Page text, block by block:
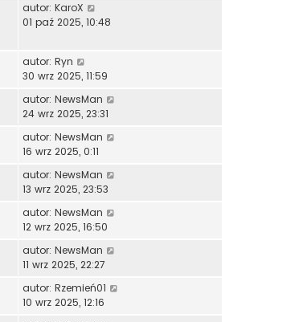
autor: KaroX
01 paź 2025, 10:48
autor: Ryn
30 wrz 2025, 11:59
autor: NewsMan
24 wrz 2025, 23:31
autor: NewsMan
16 wrz 2025, 0:11
autor: NewsMan
13 wrz 2025, 23:53
autor: NewsMan
12 wrz 2025, 16:50
autor: NewsMan
11 wrz 2025, 22:27
autor: Rzemień01
10 wrz 2025, 12:16